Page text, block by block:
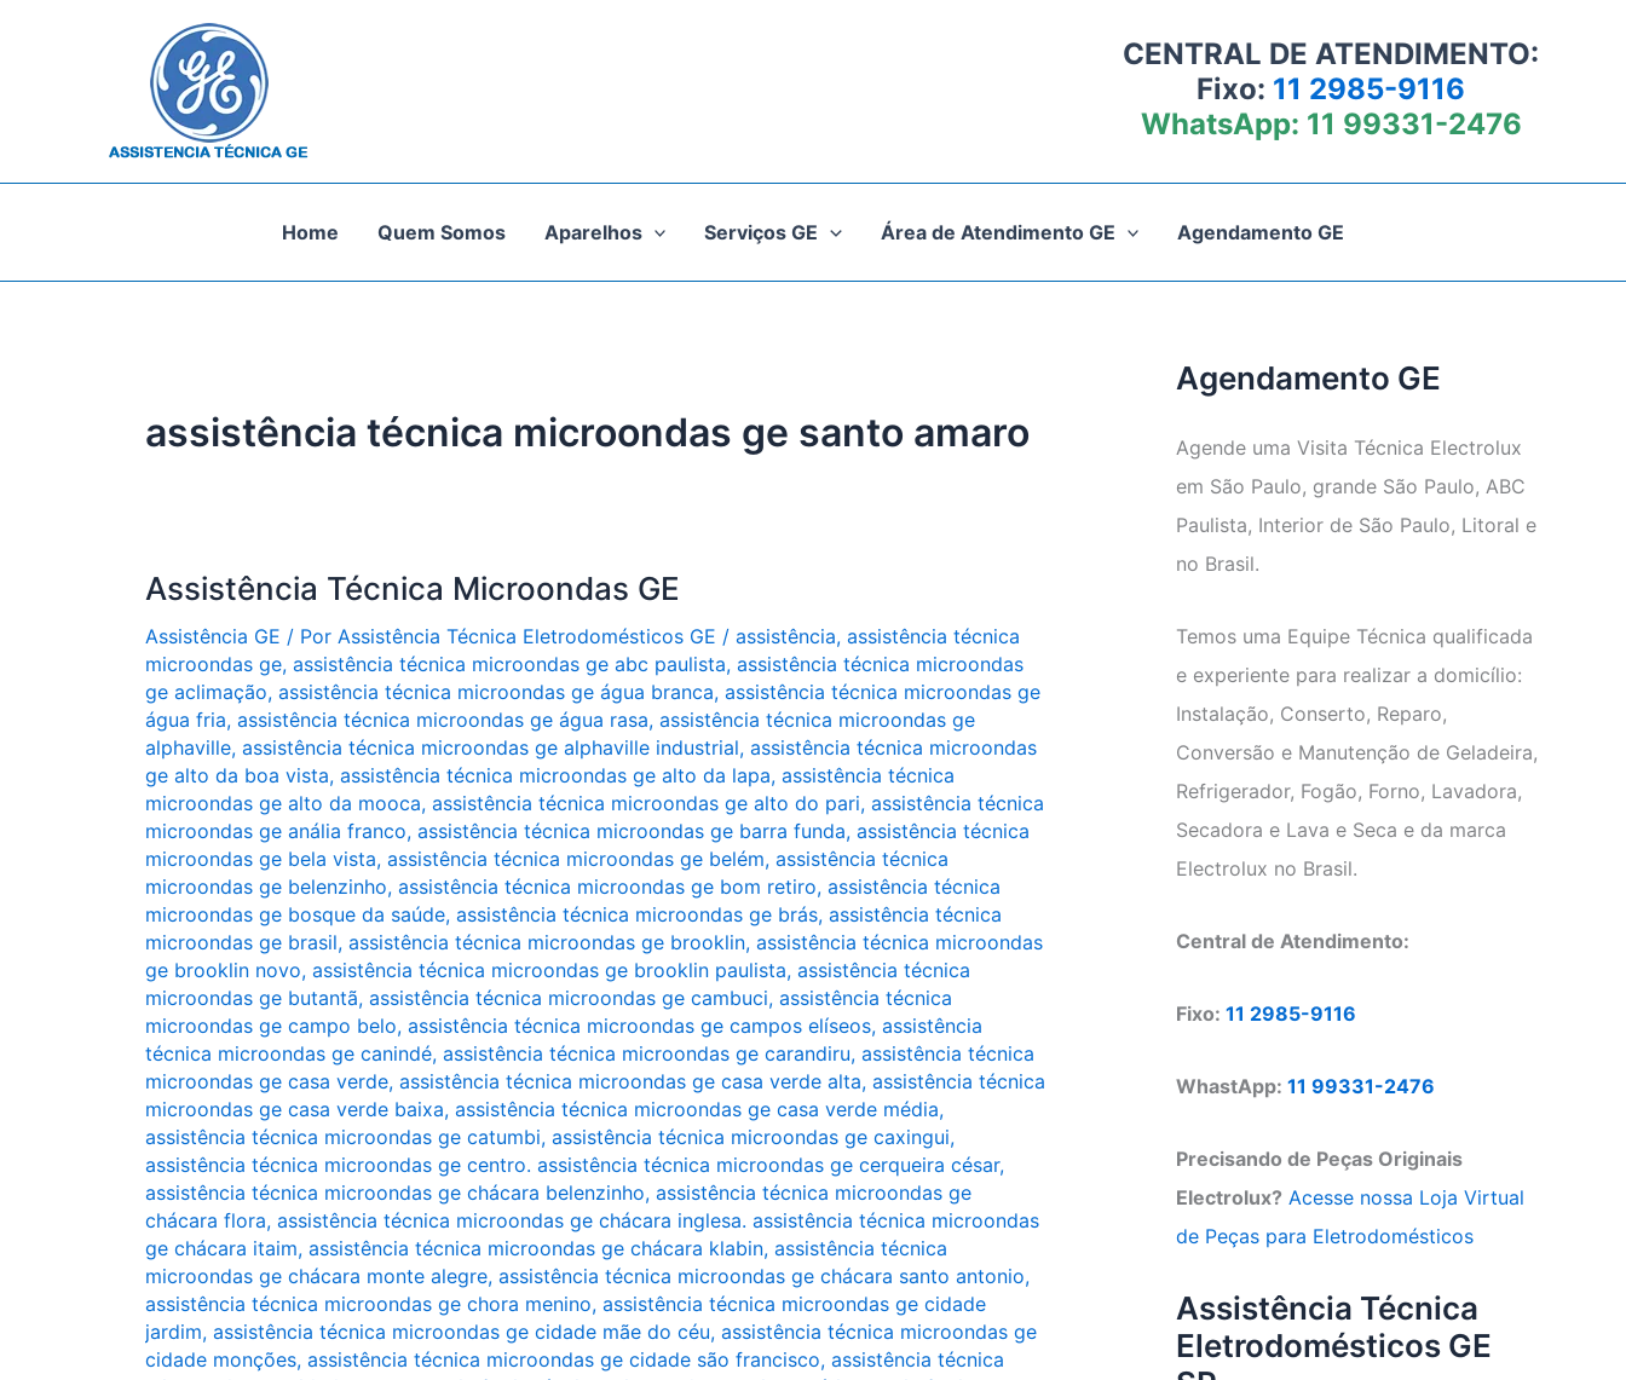
CENTRAL DE ATENDIMENTO:
Fixo: 11 2985-9116
WhatsApp: 11 99331-2476
Home Quem Somos Aparelhos Serviços GE Área de Atendimento GE Agendamento GE
assistência técnica microondas ge santo amaro
Assistência Técnica Microondas GE
Assistência GE / Por Assistência Técnica Eletrodomésticos GE / assistência, assistência técnica
microondas ge, assistência técnica microondas ge abc paulista, assistência técnica microondas
ge aclimação, assistência técnica microondas ge água branca, assistência técnica microondas ge
água fria, assistência técnica microondas ge água rasa, assistência técnica microondas ge
alphaville, assistência técnica microondas ge alphaville industrial, assistência técnica microondas
ge alto da boa vista, assistência técnica microondas ge alto da lapa, assistência técnica
microondas ge alto da mooca, assistência técnica microondas ge alto do pari, assistência técnica
microondas ge anália franco, assistência técnica microondas ge barra funda, assistência técnica
microondas ge bela vista, assistência técnica microondas ge belém, assistência técnica
microondas ge belenzinho, assistência técnica microondas ge bom retiro, assistência técnica
microondas ge bosque da saúde, assistência técnica microondas ge brás, assistência técnica
microondas ge brasil, assistência técnica microondas ge brooklin, assistência técnica microondas
ge brooklin novo, assistência técnica microondas ge brooklin paulista, assistência técnica
microondas ge butantã, assistência técnica microondas ge cambuci, assistência técnica
microondas ge campo belo, assistência técnica microondas ge campos elíseos, assistência
técnica microondas ge canindé, assistência técnica microondas ge carandiru, assistência técnica
microondas ge casa verde, assistência técnica microondas ge casa verde alta, assistência técnica
microondas ge casa verde baixa, assistência técnica microondas ge casa verde média,
assistência técnica microondas ge catumbi, assistência técnica microondas ge caxingui,
assistência técnica microondas ge centro. assistência técnica microondas ge cerqueira césar,
assistência técnica microondas ge chácara belenzinho, assistência técnica microondas ge
chácara flora, assistência técnica microondas ge chácara inglesa. assistência técnica microondas
ge chácara itaim, assistência técnica microondas ge chácara klabin, assistência técnica
microondas ge chácara monte alegre, assistência técnica microondas ge chácara santo antonio,
assistência técnica microondas ge chora menino, assistência técnica microondas ge cidade
jardim, assistência técnica microondas ge cidade mãe do céu, assistência técnica microondas ge
cidade monções, assistência técnica microondas ge cidade são francisco, assistência técnica
Agendamento GE
Agende uma Visita Técnica Electrolux
em São Paulo, grande São Paulo, ABC
Paulista, Interior de São Paulo, Litoral e
no Brasil.
Temos uma Equipe Técnica qualificada
e experiente para realizar a domicílio:
Instalação, Conserto, Reparo,
Conversão e Manutenção de Geladeira,
Refrigerador, Fogão, Forno, Lavadora,
Secadora e Lava e Seca e da marca
Electrolux no Brasil.
Central de Atendimento:
Fixo: 11 2985-9116
WhastApp: 11 99331-2476
Precisando de Peças Originais
Electrolux? Acesse nossa Loja Virtual
de Peças para Eletrodomésticos
Assistência Técnica
Eletrodomésticos GE